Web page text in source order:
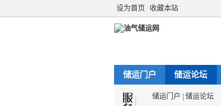
设为首页 收藏本站
储运门户 储运论坛
储运门户 储运论坛